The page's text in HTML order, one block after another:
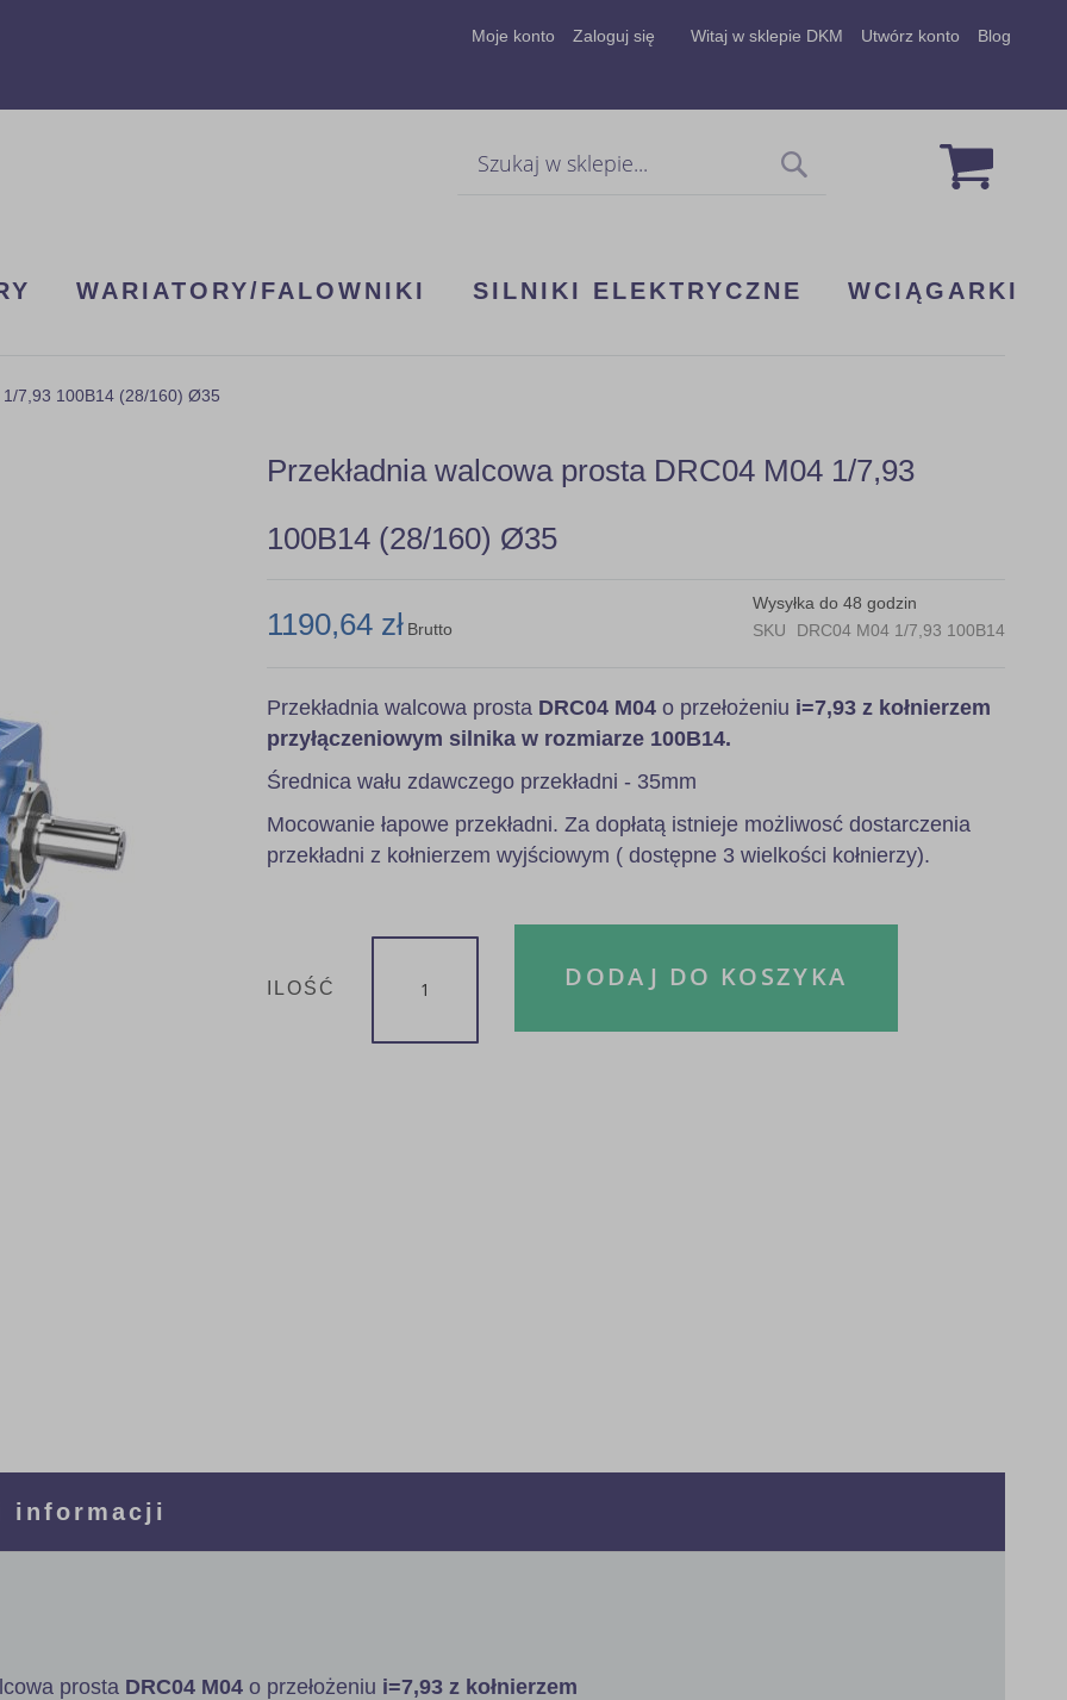
Moje konto Zaloguj się Witaj w sklepie DKM Utwórz konto Blog
Mój
WARIATORY/FALOWNIKI SILNIKI ELEKTRYCZNE WCIĄGARKI
1/7,93 100B14 (28/160) Ø35
Przekładnia walcowa prosta DRC04 M04 1/7,93
100B14 (28/160) Ø35
Wysyłka do 48 godzin
SKU
DRC04 M04 1/7,93 100B14
1190,64 zł Brutto
Przekładnia walcowa prosta DRC04 M04 o przełożeniu i=7,93 z kołnierzem
przyłączeniowym silnika w rozmiarze 100B14.
Średnica wału zdawczego przekładni - 35mm
Mocowanie łapowe przekładni. Za dopłatą istnieje możliwosć dostarczenia
przekładni z kołnierzem wyjściowym ( dostępne 3 wielkości kołnierzy).
ILOŚĆ DODAJ DO KOSZYKA
prosta DRC04 M04o przełożeniu i=7,93 z kołnierzem
informacji